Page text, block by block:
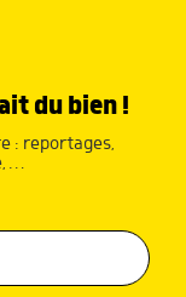
du bien !
: reportages,
…